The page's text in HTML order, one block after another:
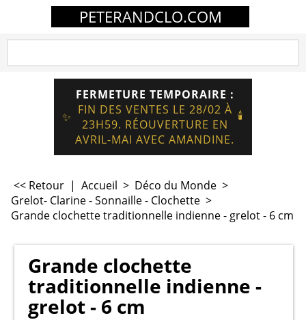
PETERANDCLO.COM
✨
FERMETURE TEMPORAIRE :
FIN DES VENTES LE 28/02 À
23H59. RÉOUVERTURE EN
AVRIL-MAI AVEC AMANDINE.
🕯️
<< Retour | Accueil > Déco du Monde >
Grelot- Clarine - Sonnaille - Clochette >
Grande clochette traditionnelle indienne - grelot - 6 cm
Grande clochette
traditionnelle indienne -
grelot - 6 cm